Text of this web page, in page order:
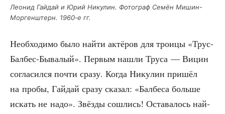
Лео­нид Гай­дай и Юрий Нику­лин. Фото­граф Семён Мишин-
Мор­ген­штерн. 1960‑е гг.
Необ­хо­ди­мо было най­ти актё­ров для тро­и­цы «Трус-
Бал­бес-Быва­лый». Пер­вым нашли Тру­са — Вицин
согла­сил­ся почти сра­зу. Когда Нику­лин при­шёл
на про­бы, Гай­дай сра­зу ска­зал: «Бал­бе­са боль­ше
искать не надо». Звёз­ды сошлись! Оста­ва­лось най­